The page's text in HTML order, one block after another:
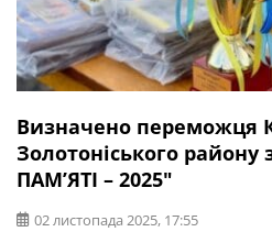
Визначено переможця
Золотоніського
ПАМ’ЯТІ – 2025"
02 листопада 2025, 17:55